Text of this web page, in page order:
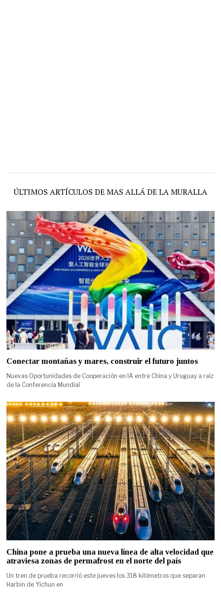
ÚLTIMOS ARTÍCULOS DE MAS ALLÁ DE LA MURALLA
Conectar montañas y mares, construir el futuro juntos
Nuevas Oportunidades de Cooperación en IA entre China y Uruguay a raíz
de la Conferencia Mundial
China pone a prueba una nueva línea de alta velocidad que
atraviesa zonas de permafrost en el norte del país
Un tren de prueba recorrió este jueves los 318 kilómetros que separan
Harbin de Yichun en